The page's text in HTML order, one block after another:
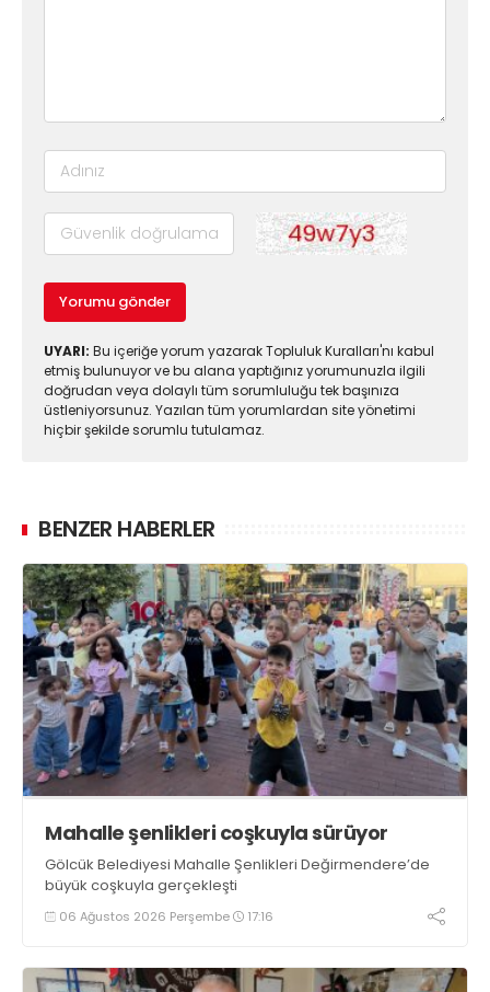
Yorumu gönder
UYARI: Bu içeriğe yorum yazarak Topluluk Kuralları'nı kabul
etmiş bulunuyor ve bu alana yaptığınız yorumunuzla ilgili
doğrudan veya dolaylı tüm sorumluluğu tek başınıza
üstleniyorsunuz. Yazılan tüm yorumlardan site yönetimi
hiçbir şekilde sorumlu tutulamaz.
BENZER HABERLER
Mahalle şenlikleri coşkuyla sürüyor
Gölcük Belediyesi Mahalle Şenlikleri Değirmendere’de
büyük coşkuyla gerçekleşti
06 Ağustos 2026 Perşembe 17:16